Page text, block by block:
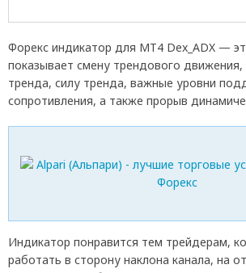
Форекс индикатор для МТ4 Dex_ADX —
показывает смену трендового движения,
тренда, силу тренда, важные уровни
сопротивления, а также прорыв
Индикатор понравится тем трейдерам,
работать в сторону наклона канала, на